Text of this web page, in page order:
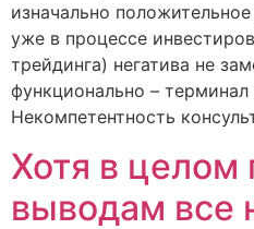
изначально
уже в процессе
трейдинга) негатива не
функционально –
Некомпетентность
Хотя в целом
выводам все